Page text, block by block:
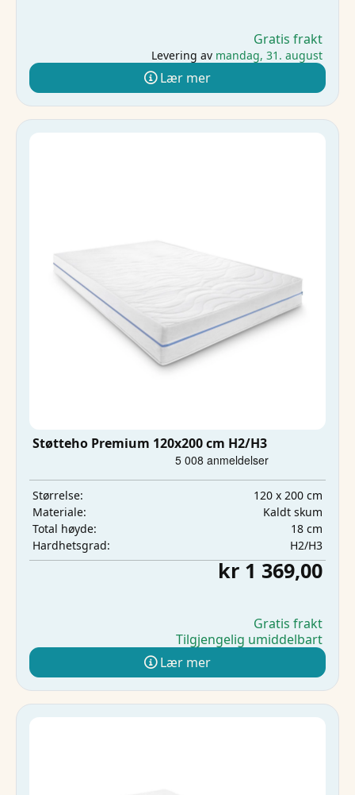
Gratis frakt
Levering av mandag, 31. august
Lær mer
Støtteho Premium 120x200 cm H2/H3
Størrelse:
120 x 200 cm
Materiale:
Kaldt skum
Total høyde:
18 cm
Hardhetsgrad:
H2/H3
kr 1 369,00
Gratis frakt
Tilgjengelig umiddelbart
Lær mer